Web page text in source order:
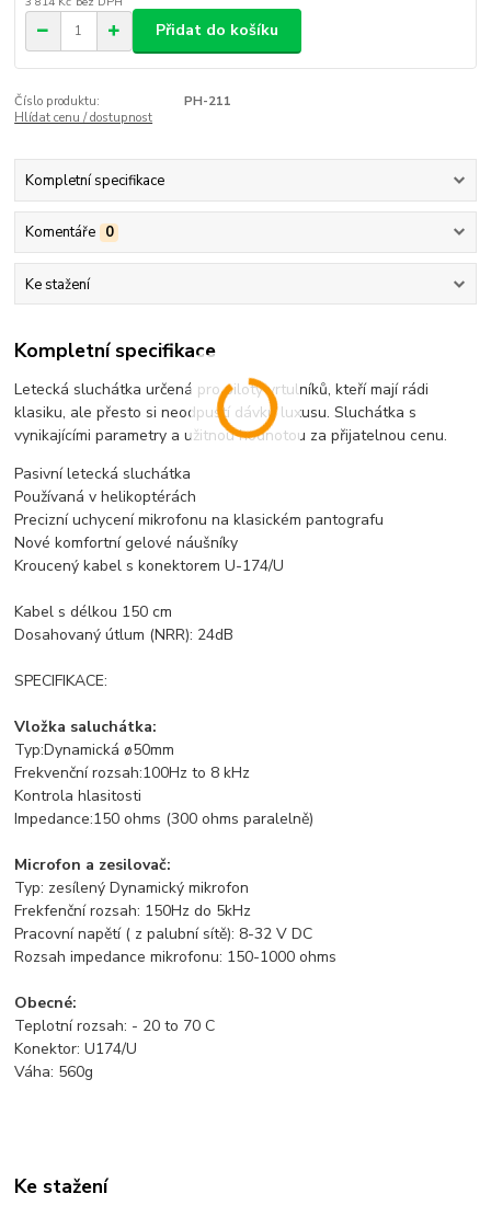
Přidat do košíku
Číslo produktu:
PH-211
Hlídat cenu / dostupnost
Kompletní specifikace
Komentáře 0
Ke stažení
Kompletní specifikace
Letecká sluchátka určená pro piloty vrtulníků, kteří mají rádi
klasiku, ale přesto si neodpustí dávku luxusu. Sluchátka s
vynikajícími parametry a užitnou hodnotou za přijatelnou cenu.
Pasivní letecká sluchátka
Používaná v helikoptérách
Precizní uchycení mikrofonu na klasickém pantografu
Nové komfortní gelové náušníky
Kroucený kabel s konektorem U-174/U
Kabel s délkou 150 cm
Dosahovaný útlum (NRR): 24dB
SPECIFIKACE:
Vložka saluchátka:
Typ:Dynamická ø50mm
Frekvenční rozsah:100Hz to 8 kHz
Kontrola hlasitosti
Impedance:150 ohms (300 ohms paralelně)
Microfon a zesilovač:
Typ: zesílený Dynamický mikrofon
Frekfenční rozsah: 150Hz do 5kHz
Pracovní napětí ( z palubní sítě): 8-32 V DC
Rozsah impedance mikrofonu: 150-1000 ohms
Obecné:
Teplotní rozsah: - 20 to 70 C
Konektor: U174/U
Váha: 560g
Ke stažení